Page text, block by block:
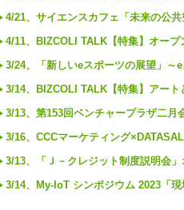
4/21、サイエンスカフェ「未来の公
4/11、BIZCOLI TALK【特集】オープ
3/24、「新しいeスポーツの展望」～
3/14、BIZCOLI TALK【特集】アート
3/13、第153回ベンチャープラザ二月
3/16、CCCマーケティング
3/13、「Ｊ－クレジット制度説明会
3/14、My-IoT シンポジウム 2023「